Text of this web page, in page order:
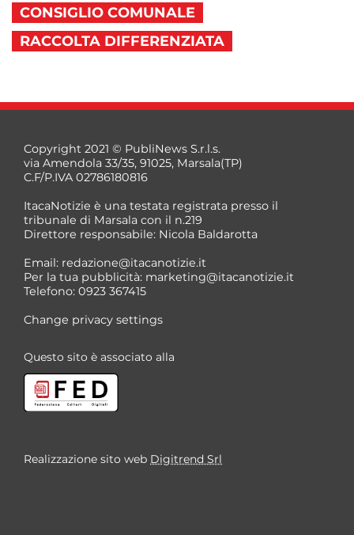
CONSIGLIO COMUNALE
RACCOLTA DIFFERENZIATA
Copyright 2021 © PubliNews S.r.l.s.
via Amendola 33/35, 91025, Marsala(TP)
C.F/P.IVA 02786180816
ItacaNotizie è una testata registrata presso il
tribunale di Marsala con il n.219
Direttore responsabile: Nicola Baldarotta
Email: redazione@itacanotizie.it
Per la tua pubblicità: marketing@itacanotizie.it
Telefono: 0923 367415
Change privacy settings
Questo sito è associato alla
Realizzazione sito web Digitrend Srl